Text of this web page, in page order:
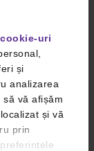
cookie-uri
și
analizarea
vă afișăm
și vă
prin